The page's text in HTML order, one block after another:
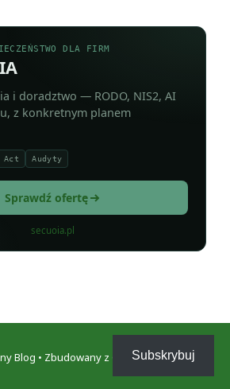
DLA FIRM
i doradztwo — RODO, NIS2, AI
z konkretnym planem
Act Audyty
Sprawdź ofertę
secuoia.pl
Blog • Zbudowany z GeneratePress
Subskrybuj